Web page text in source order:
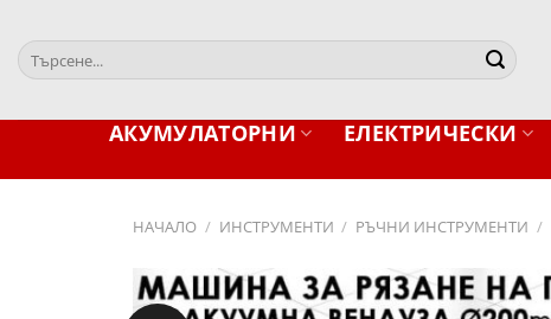
content
Търсене
за:
АКУМУЛАТОРНИ ЕЛЕКТРИЧЕСКИ
НАЧАЛО / ИНСТРУМЕНТИ / РЪЧНИ ИНСТРУМЕНТИ /